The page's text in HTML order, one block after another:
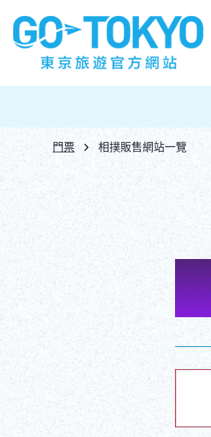
門票 相撲販售網站一覽